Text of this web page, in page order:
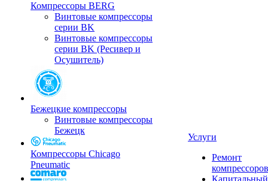
Компрессоры BERG
Винтовые компрессоры
серии BK
Винтовые компрессоры
серии BK (Ресивер и
Осушитель)
Бежецкие компрессоры
Винтовые компрессоры
Бежецк
Компрессоры Chicago
Pneumatic
Услуги
Ремонт
компрессоров
Капитальный